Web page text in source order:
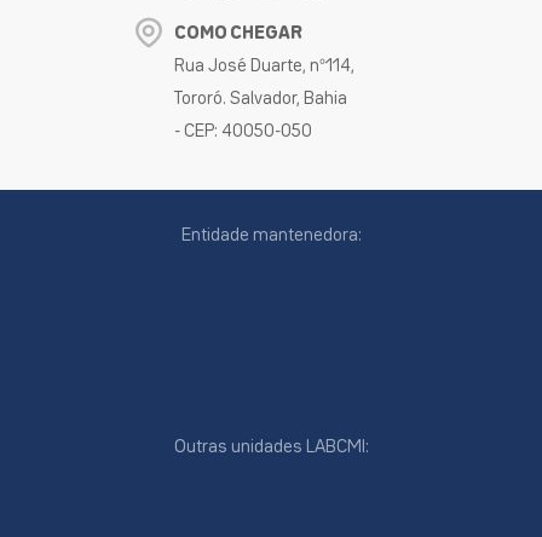
COMO CHEGAR
Rua José Duarte, nº114,
Tororó. Salvador, Bahia
- CEP: 40050-050
Entidade mantenedora:
Outras unidades LABCMI: